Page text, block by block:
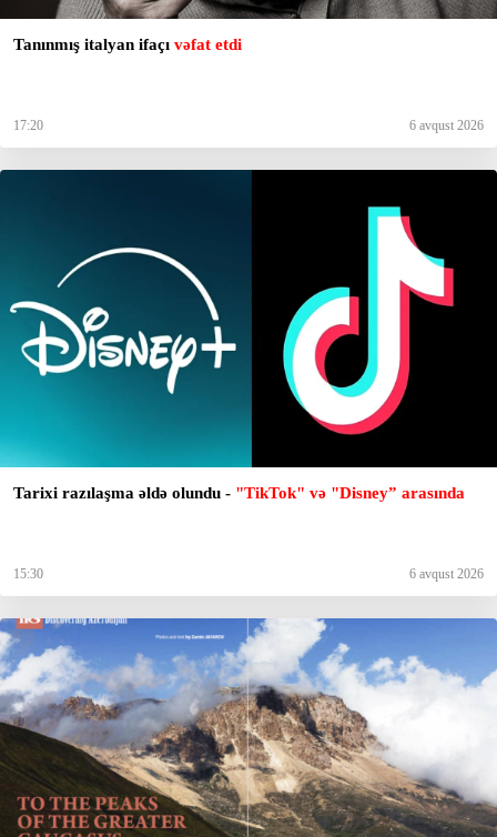
Tanınmış italyan ifaçı vəfat etdi
17:20 6 avqust 2026
Tarixi razılaşma əldə olundu - "TikTok" və "Disney” arasında
15:30 6 avqust 2026